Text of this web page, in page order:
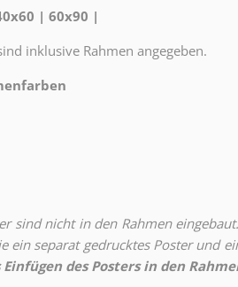
| 60x90 |
inklusive Rahmen angegeben.
sind nicht in den Rahmen
ein separat gedrucktes Poster und
Einfügen des Posters in den